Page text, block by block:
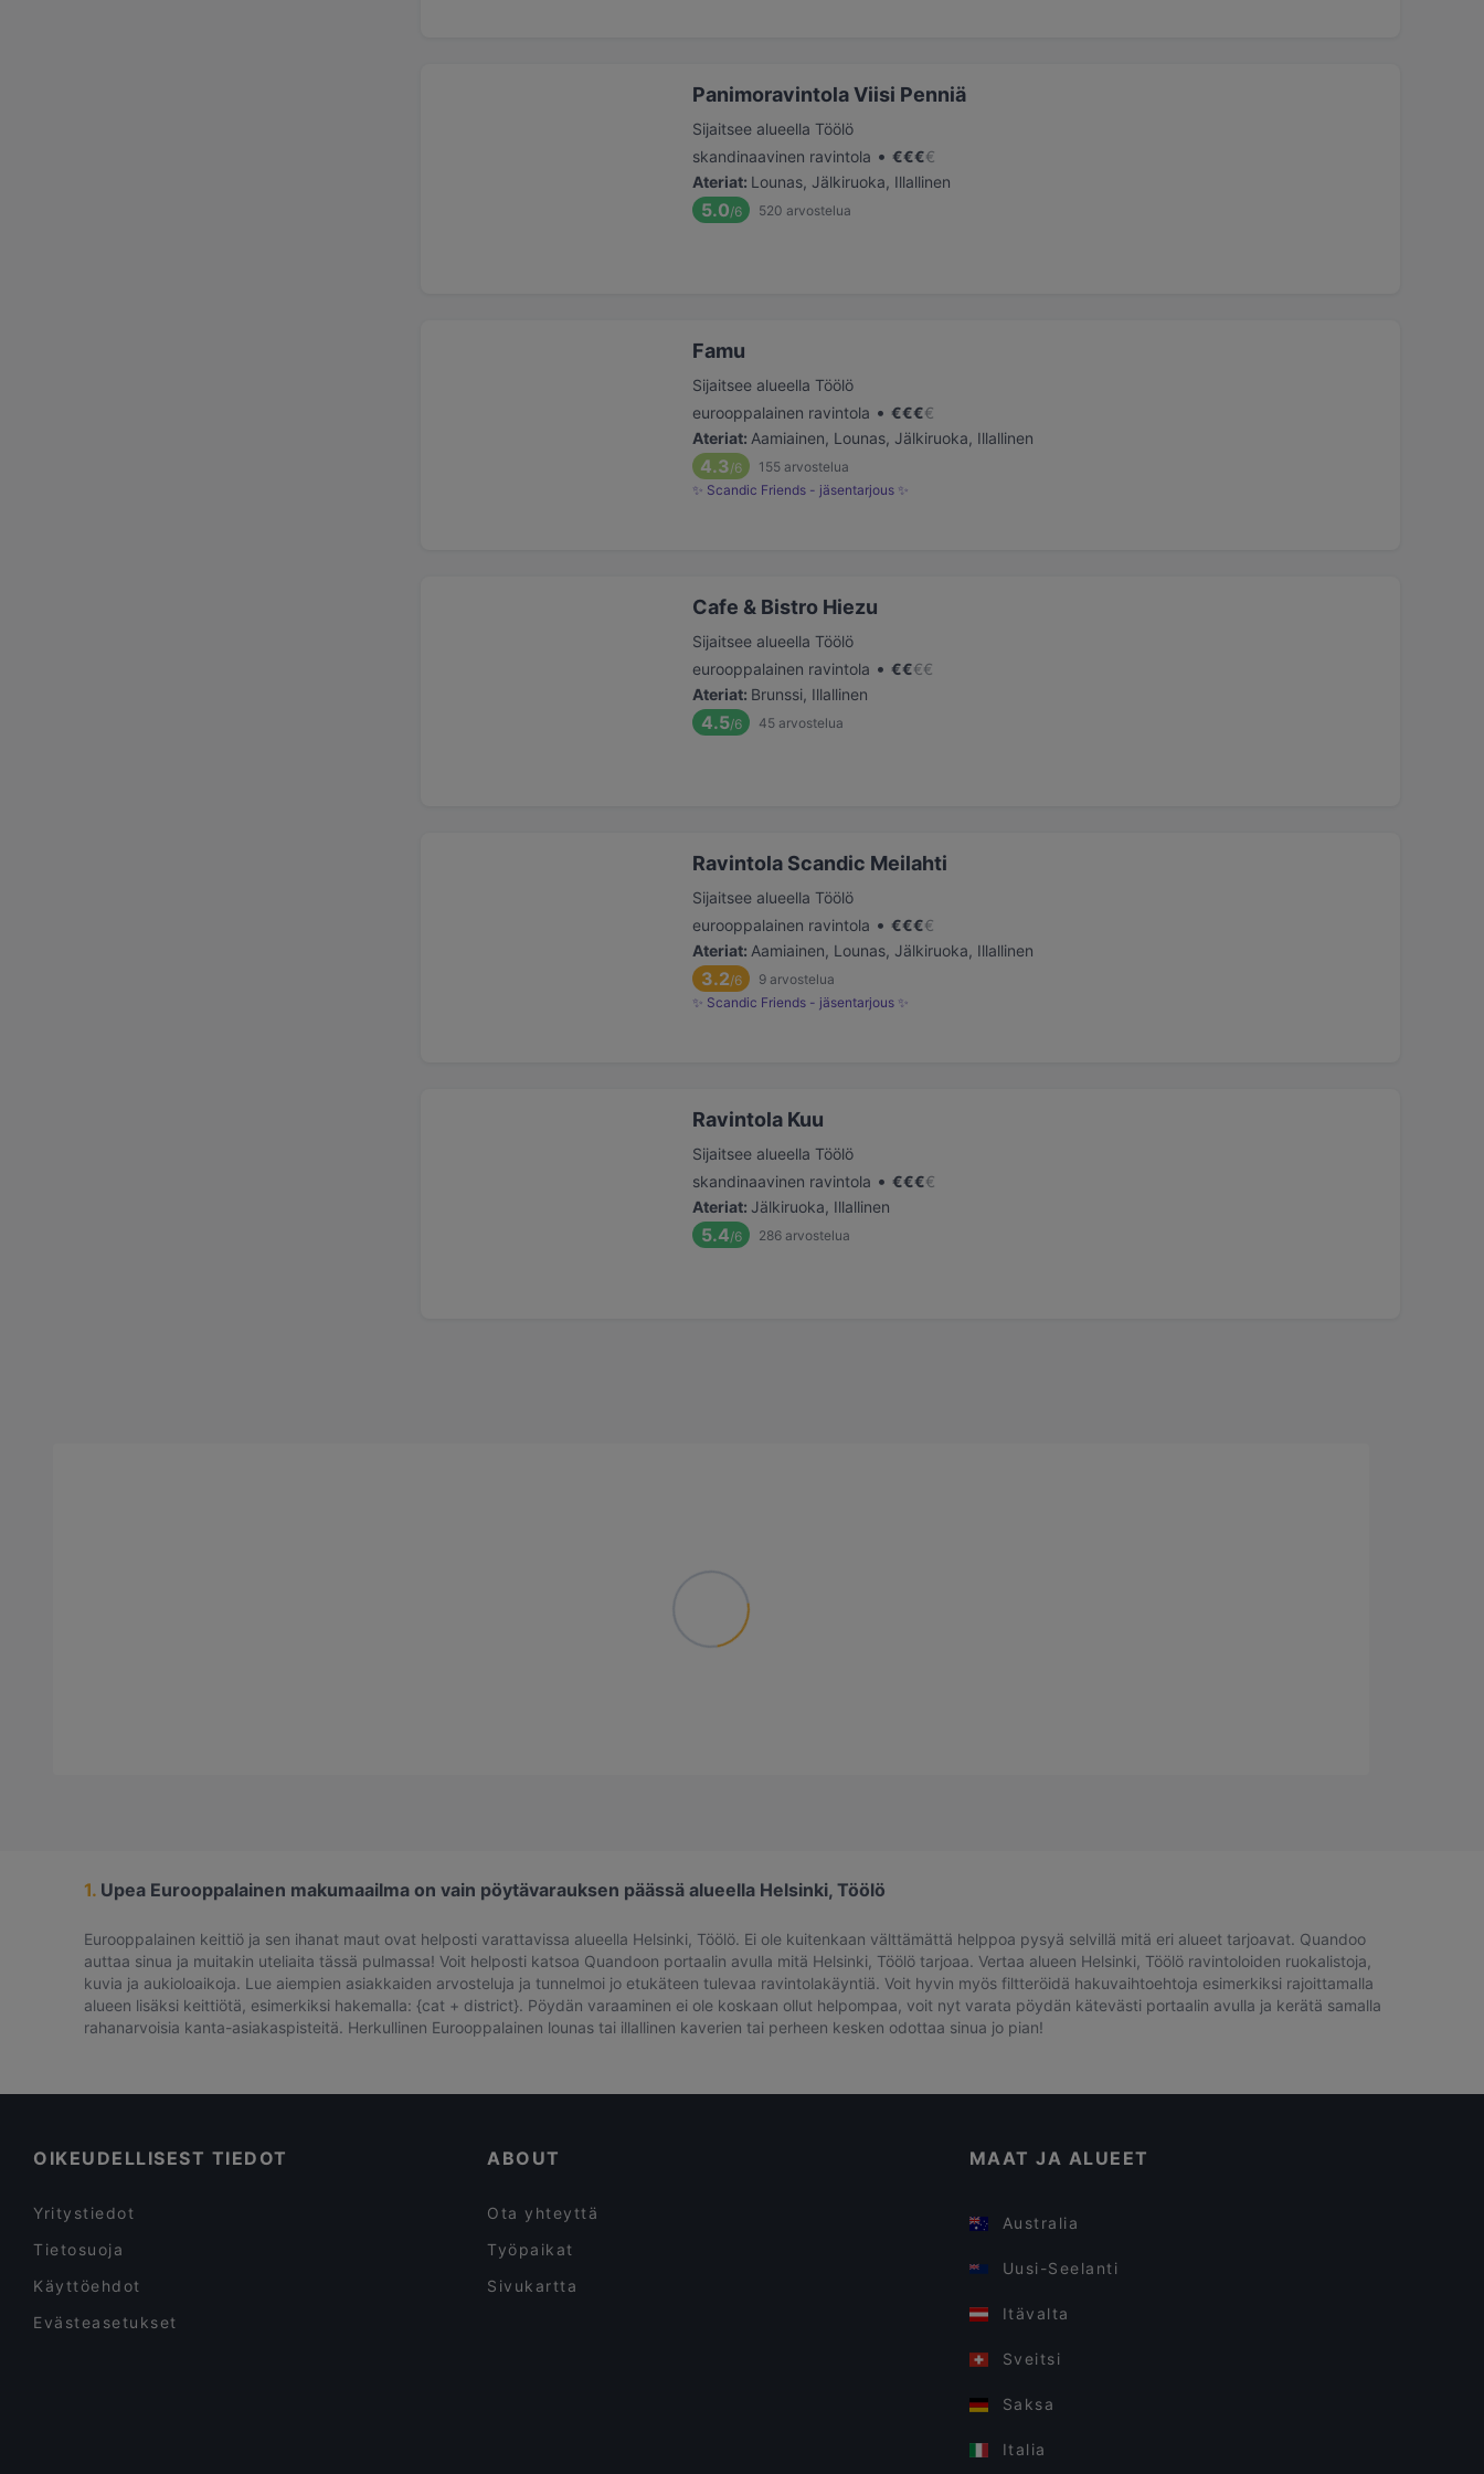
Panimoravintola Viisi Penniä
Sijaitsee alueella Töölö
skandinaavinen ravintola • €€€€
Ateriat: Lounas, Jälkiruoka, Illallinen
5.0/6 520 arvostelua
Famu
Sijaitsee alueella Töölö
eurooppalainen ravintola • €€€€
Ateriat: Aamiainen, Lounas, Jälkiruoka, Illallinen
4.3/6 155 arvostelua
✨ Scandic Friends - jäsentarjous ✨
Cafe & Bistro Hiezu
Sijaitsee alueella Töölö
eurooppalainen ravintola • €€€€
Ateriat: Brunssi, Illallinen
4.5/6 45 arvostelua
Ravintola Scandic Meilahti
Sijaitsee alueella Töölö
eurooppalainen ravintola • €€€€
Ateriat: Aamiainen, Lounas, Jälkiruoka, Illallinen
3.2/6 9 arvostelua
✨ Scandic Friends - jäsentarjous ✨
Ravintola Kuu
Sijaitsee alueella Töölö
skandinaavinen ravintola • €€€€
Ateriat: Jälkiruoka, Illallinen
5.4/6 286 arvostelua
1. Upea Eurooppalainen makumaailma on vain pöytävarauksen päässä alueella Helsinki, Töölö
Eurooppalainen keittiö ja sen ihanat maut ovat helposti varattavissa alueella Helsinki, Töölö. Ei ole kuitenkaan välttämättä helppoa pysyä selvillä mitä eri alueet tarjoavat. Quandoo
auttaa sinua ja muitakin uteliaita tässä pulmassa! Voit helposti katsoa Quandoon portaalin avulla mitä Helsinki, Töölö tarjoaa. Vertaa alueen Helsinki, Töölö ravintoloiden ruokalistoja,
kuvia ja aukioloaikoja. Lue aiempien asiakkaiden arvosteluja ja tunnelmoi jo etukäteen tulevaa ravintolakäyntiä. Voit hyvin myös filtteröidä hakuvaihtoehtoja esimerkiksi rajoittamalla
alueen lisäksi keittiötä, esimerkiksi hakemalla: {cat + district}. Pöydän varaaminen ei ole koskaan ollut helpompaa, voit nyt varata pöydän kätevästi portaalin avulla ja kerätä samalla
rahanarvoisia kanta-asiakaspisteitä. Herkullinen Eurooppalainen lounas tai illallinen kaverien tai perheen kesken odottaa sinua jo pian!
OIKEUDELLISEST TIEDOT
Yritystiedot
Tietosuoja
Käyttöehdot
Evästeasetukset
ABOUT
Ota yhteyttä
Työpaikat
Sivukartta
MAAT JA ALUEET
Australia
Uusi-Seelanti
Itävalta
Sveitsi
Saksa
Italia